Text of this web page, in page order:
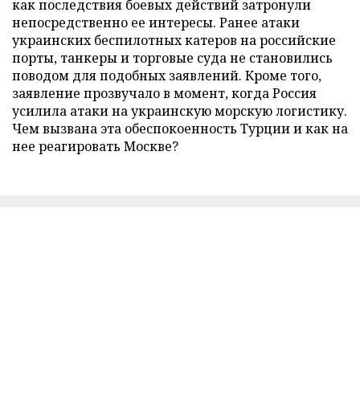
как последствия боевых действий затронули
непосредственно ее интересы. Ранее атаки
украинских беспилотных катеров на российские
порты, танкеры и торговые суда не становились
поводом для подобных заявлений. Кроме того,
заявление прозвучало в момент, когда Россия
усилила атаки на украинскую морскую логистику.
Чем вызвана эта обеспокоенность Турции и как на
нее реагировать Москве?